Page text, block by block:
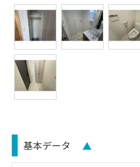
基本データ ▲